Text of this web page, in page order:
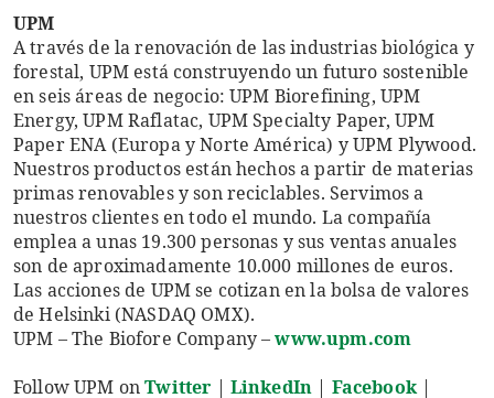
UPM
A través de la renovación de las industrias biológica y
forestal, UPM está construyendo un futuro sostenible
en seis áreas de negocio: UPM Biorefining, UPM
Energy, UPM Raflatac, UPM Specialty Paper, UPM
Paper ENA (Europa y Norte América) y UPM Plywood.
Nuestros productos están hechos a partir de materias
primas renovables y son reciclables. Servimos a
nuestros clientes en todo el mundo. La compañía
emplea a unas 19.300 personas y sus ventas anuales
son de aproximadamente 10.000 millones de euros.
Las acciones de UPM se cotizan en la bolsa de valores
de Helsinki (NASDAQ OMX).
UPM – The Biofore Company –www.upm.com
Follow UPM onTwitter | LinkedIn | Facebook |